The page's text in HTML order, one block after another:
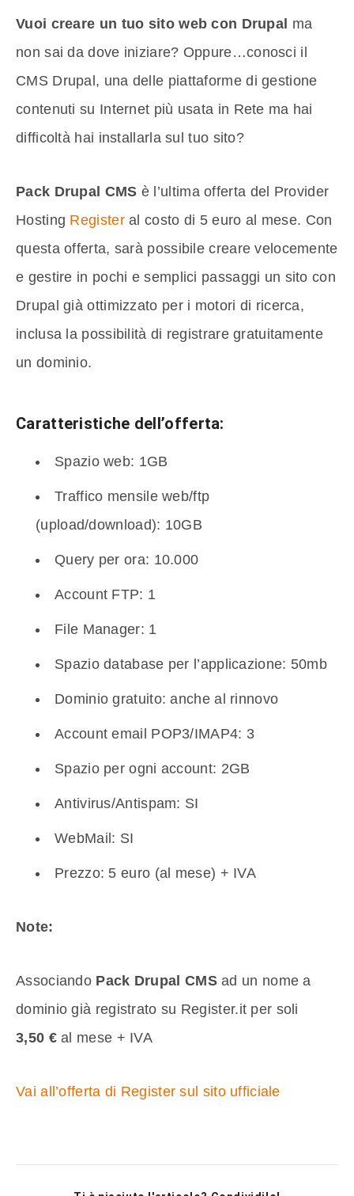
Vuoi creare un tuo sito web con Drupal ma
non sai da dove iniziare? Oppure…conosci il
CMS Drupal, una delle piattaforme di gestione
contenuti su Internet più usata in Rete ma hai
difficoltà hai installarla sul tuo sito?
Pack Drupal CMS è l’ultima offerta del Provider
Hosting Registeral costo di 5 euro al mese. Con
questa offerta, sarà possibile creare velocemente
e gestire in pochi e semplici passaggi un sito con
Drupal già ottimizzato per i motori di ricerca,
inclusa la possibilità di registrare gratuitamente
un dominio.
Caratteristiche dell’offerta:
Spazio web: 1GB
Traffico mensile web/ftp
(upload/download): 10GB
Query per ora: 10.000
Account FTP: 1
File Manager: 1
Spazio database per l’applicazione: 50mb
Dominio gratuito: anche al rinnovo
Account email POP3/IMAP4: 3
Spazio per ogni account: 2GB
Antivirus/Antispam: SI
WebMail: SI
Prezzo: 5 euro (al mese) + IVA
Note:
Associando Pack Drupal CMSad un nome a
dominio già registrato su Register.it per soli
3,50 €al mese + IVA
Vai all’offerta di Register sul sito ufficiale